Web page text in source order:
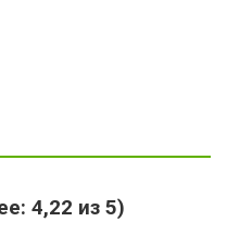
4,22 из 5)